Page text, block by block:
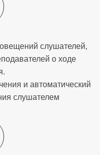
слушателей,
о ходе
и автоматический
слушателем